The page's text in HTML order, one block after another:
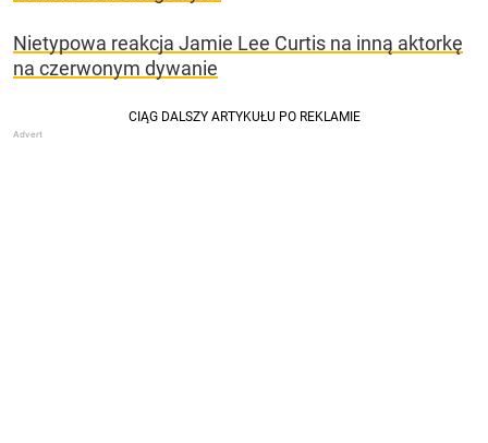
Nietypowa reakcja Jamie Lee Curtis na inną aktorkę
na czerwonym dywanie